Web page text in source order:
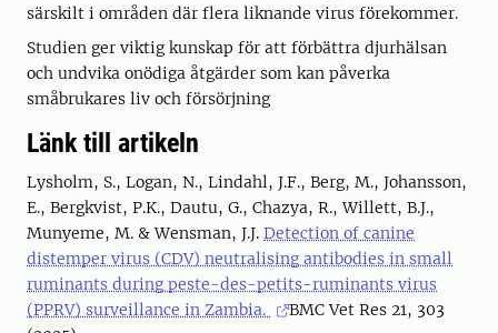
särskilt i områden där flera liknande virus förekommer.
Studien ger viktig kunskap för att förbättra djurhälsan
och undvika onödiga åtgärder som kan påverka
småbrukares liv och försörjning
Länk till artikeln
Lysholm, S., Logan, N., Lindahl, J.F., Berg, M., Johansson,
E., Bergkvist, P.K., Dautu, G., Chazya, R., Willett, B.J.,
Munyeme, M. & Wensman, J.J. Detection of canine
distemper virus (CDV) neutralising antibodies in small
ruminants during peste-des-petits-ruminants virus
(PPRV) surveillance in Zambia.
BMC Vet Res 21, 303